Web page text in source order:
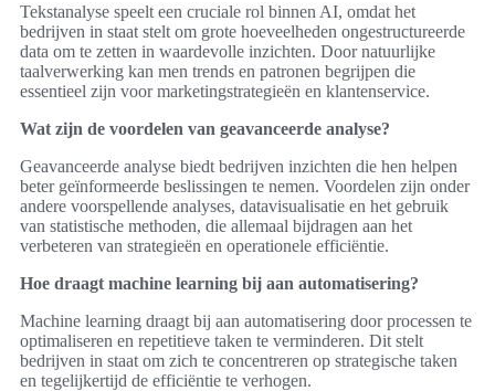
Tekstanalyse speelt een cruciale rol binnen AI, omdat het
bedrijven in staat stelt om grote hoeveelheden ongestructureerde
data om te zetten in waardevolle inzichten. Door natuurlijke
taalverwerking kan men trends en patronen begrijpen die
essentieel zijn voor marketingstrategieën en klantenservice.
Wat zijn de voordelen van geavanceerde analyse?
Geavanceerde analyse biedt bedrijven inzichten die hen helpen
beter geïnformeerde beslissingen te nemen. Voordelen zijn onder
andere voorspellende analyses, datavisualisatie en het gebruik
van statistische methoden, die allemaal bijdragen aan het
verbeteren van strategieën en operationele efficiëntie.
Hoe draagt machine learning bij aan automatisering?
Machine learning draagt bij aan automatisering door processen te
optimaliseren en repetitieve taken te verminderen. Dit stelt
bedrijven in staat om zich te concentreren op strategische taken
en tegelijkertijd de efficiëntie te verhogen.